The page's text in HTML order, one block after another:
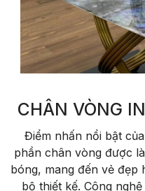
CHÂN VÒNG
Điểm nhấn nổi bật
phần chân vòng được
bóng, mang đến vẻ đẹp
bộ thiết kế. Công